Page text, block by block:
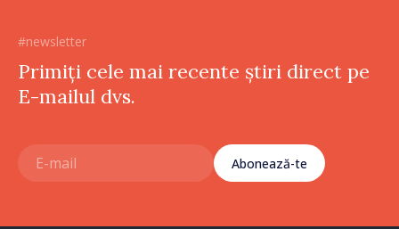
#newsletter
Primiți cele mai recente știri direct pe
E-mailul dvs.
Abonează-te